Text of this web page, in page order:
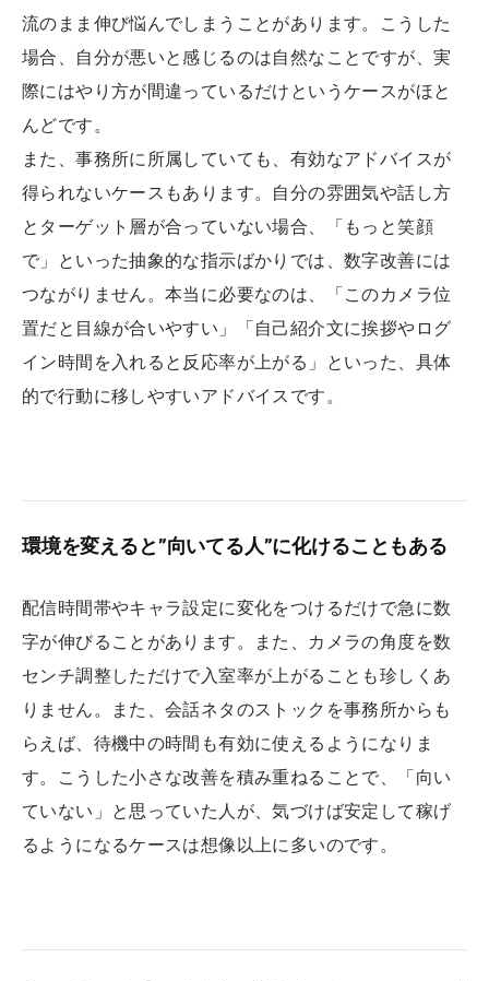
流のまま伸び悩んでしまうことがあります。こうした
場合、自分が悪いと感じるのは自然なことですが、実
際にはやり方が間違っているだけというケースがほと
んどです。
また、事務所に所属していても、有効なアドバイスが
得られないケースもあります。自分の雰囲気や話し方
とターゲット層が合っていない場合、「もっと笑顔
で」といった抽象的な指示ばかりでは、数字改善には
つながりません。本当に必要なのは、「このカメラ位
置だと目線が合いやすい」「自己紹介文に挨拶やログ
イン時間を入れると反応率が上がる」といった、具体
的で行動に移しやすいアドバイスです。
環境を変えると”向いてる人”に化けることもある
配信時間帯やキャラ設定に変化をつけるだけで急に数
字が伸びることがあります。また、カメラの角度を数
センチ調整しただけで入室率が上がることも珍しくあ
りません。また、会話ネタのストックを事務所からも
らえば、待機中の時間も有効に使えるようになりま
す。こうした小さな改善を積み重ねることで、「向い
ていない」と思っていた人が、気づけば安定して稼げ
るようになるケースは想像以上に多いのです。